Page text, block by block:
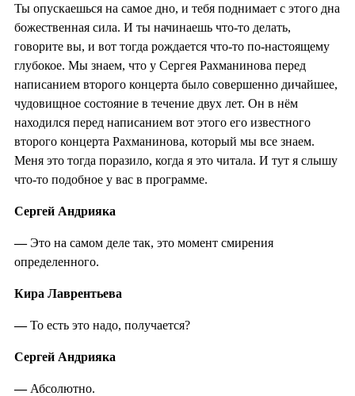
Ты опускаешься на самое дно, и тебя поднимает с этого дна
божественная сила. И ты начинаешь что-то делать,
говорите вы, и вот тогда рождается что-то по-настоящему
глубокое. Мы знаем, что у Сергея Рахманинова перед
написанием второго концерта было совершенно дичайшее,
чудовищное состояние в течение двух лет. Он в нём
находился перед написанием вот этого его известного
второго концерта Рахманинова, который мы все знаем.
Меня это тогда поразило, когда я это читала. И тут я слышу
что-то подобное у вас в программе.
Сергей Андрияка
—Это на самом деле так, это момент смирения
определенного.
Кира Лаврентьева
—То есть это надо, получается?
Сергей Андрияка
— Абсолютно.